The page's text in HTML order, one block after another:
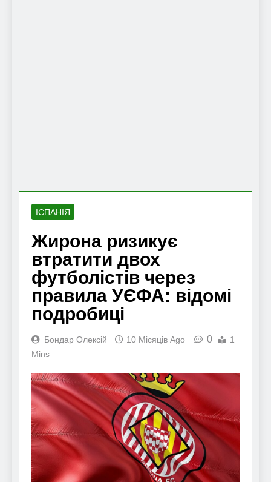
ІСПАНІЯ
Жирона ризикує
втратити двох
футболістів через
правила УЄФА: відомі
подробиці
Бондар Олексій 10 Місяців Ago 0
1
Mins